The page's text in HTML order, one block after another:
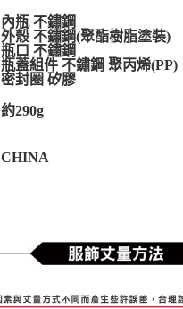
內瓶 不鏽鋼
外殼 不鏽鋼(聚酯樹脂塗裝)
瓶口 不鏽鋼
瓶蓋組件 不鏽鋼 聚丙烯(PP)
密封圈 矽膠
約290g
CHINA